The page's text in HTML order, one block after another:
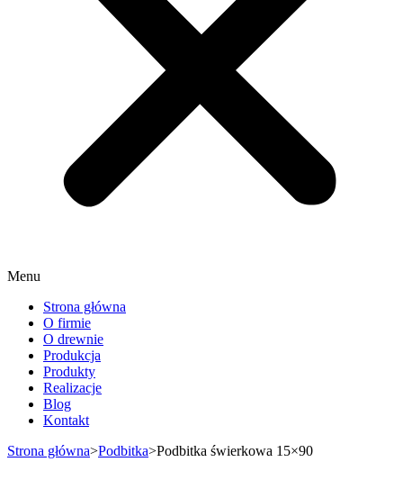
Menu
Strona główna
O firmie
O drewnie
Produkcja
Produkty
Realizacje
Blog
Kontakt
Strona główna>Podbitka>Podbitka świerkowa 15×90